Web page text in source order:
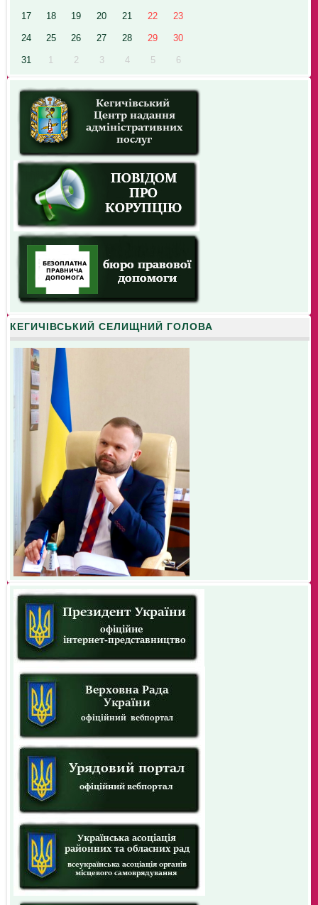
17 18 19 20 21 22 23
24 25 26 27 28 29 30
31 1 2 3 4 5 6
КЕГИЧІВСЬКИЙ СЕЛИЩНИЙ ГОЛОВА